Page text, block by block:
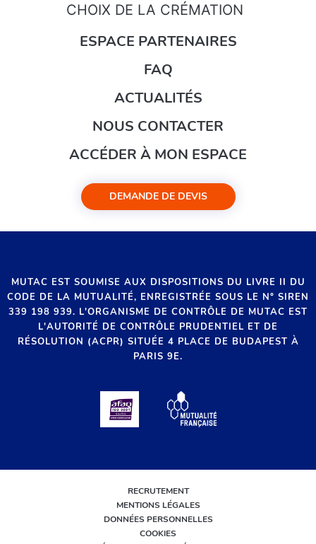
CHOIX DE LA CRÉMATION
ESPACE PARTENAIRES
FAQ
ACTUALITÉS
NOUS CONTACTER
ACCÉDER À MON ESPACE
DEMANDE DE DEVIS
MUTAC EST SOUMISE AUX DISPOSITIONS DU LIVRE II DU
CODE DE LA MUTUALITÉ, ENREGISTRÉE SOUS LE N° SIREN
339 198 939. L'ORGANISME DE CONTRÔLE DE MUTAC EST
L'AUTORITÉ DE CONTRÔLE PRUDENTIEL ET DE
RÉSOLUTION (ACPR) SITUÉE 4 PLACE DE BUDAPEST À
PARIS 9E.
RECRUTEMENT
MENTIONS LÉGALES
DONNÉES PERSONNELLES
COOKIES